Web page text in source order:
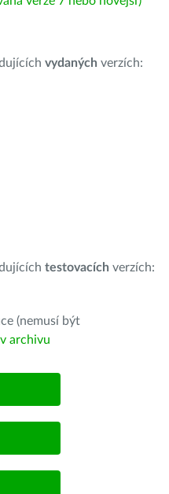
vydaných verzích:
testovacích verzích:
(nemusí být
v archivu